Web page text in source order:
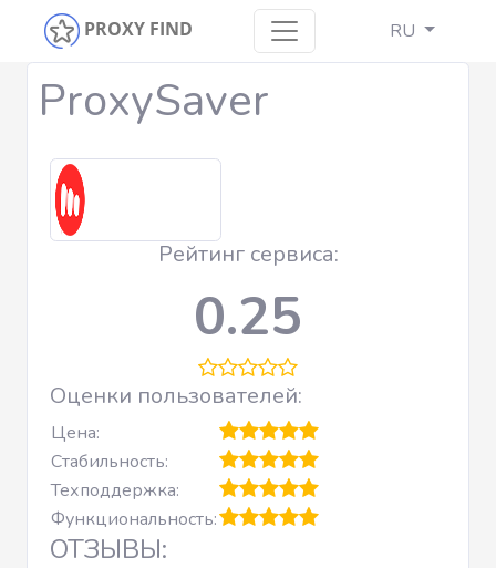
PROXY FIND RU
ProxySaver
Рейтинг сервиса:
0.25
Оценки пользователей:
Цена:
Стабильность:
Техподдержка:
Функциональность:
ОТЗЫВЫ: